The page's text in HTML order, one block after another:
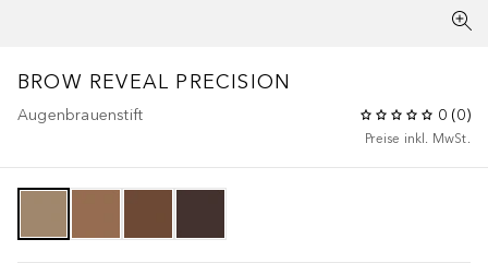
BROW REVEAL PRECISION
Augenbrauenstift 0 (0)
Preise inkl. MwSt.